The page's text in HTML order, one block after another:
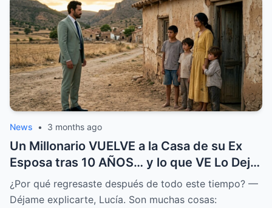
News • 3 months ago
Un Millonario VUELVE a la Casa de su Ex
Esposa tras 10 AÑOS… y lo que VE Lo Deja
en SHOCK
¿Por qué regresaste después de todo este tiempo? —
Déjame explicarte, Lucía. Son muchas cosas: